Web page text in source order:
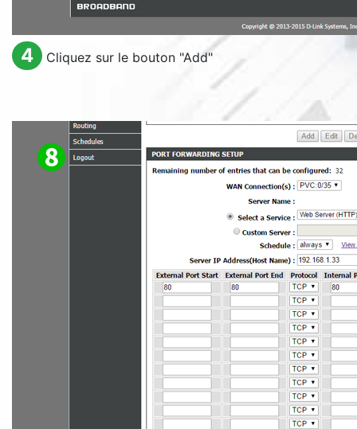
4 Cliquez sur le bouton "Add"